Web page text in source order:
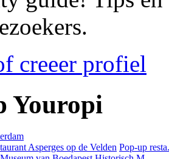
creeer profiel
Youropi
Pop-up